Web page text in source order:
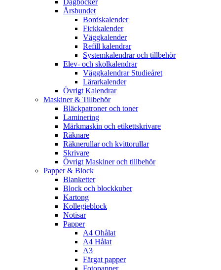
Dagböcker
Årsbundet
Bordskalender
Fickkalender
Väggkalender
Refill kalendrar
Systemkalendrar och tillbehör
Elev- och skolkalendrar
Väggkalendrar Studieåret
Lärarkalender
Övrigt Kalendrar
Maskiner & Tillbehör
Bläckpatroner och toner
Laminering
Märkmaskin och etikettskrivare
Räknare
Räknerullar och kvittorullar
Skrivare
Övrigt Maskiner och tillbehör
Papper & Block
Blanketter
Block och blockkuber
Kartong
Kollegieblock
Notisar
Papper
A4 Ohålat
A4 Hålat
A3
Färgat papper
Fotopapper